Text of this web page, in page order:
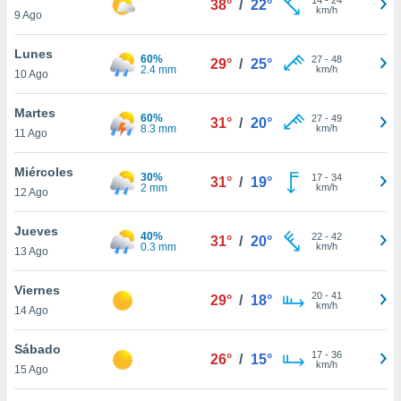
más
nuestra
y
de
disponible
cookies
aceptar
9 Ago
38° / 22°
km/h
Lunes
10 Ago
60%
2.4 mm
29° / 25° 27- 48
km/h
Martes
11 Ago
60%
8.3 mm
31° / 20° 27- 49
km/h
Miércoles
12 Ago
30%
2 mm
31° / 19° 17- 34
km/h
Jueves
13 Ago
40%
0.3 mm
31° / 20° 22- 42
km/h
Viernes
14 Ago
29° / 18° 20- 41
km/h
Sábado
15 Ago
26° / 15° 17- 36
km/h